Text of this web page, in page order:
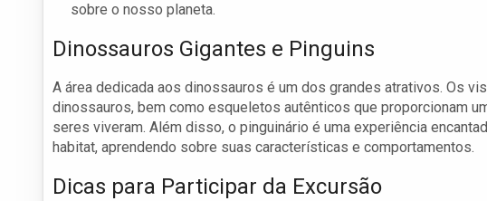
sobre o nosso planeta.
Dinossauros Gigantes e Pinguins
A área dedicada aos dinossauros é um dos grandes atrativos. Os
dinossauros, bem como esqueletos autênticos que proporcionam
seres viveram. Além disso, o pinguinário é uma experiência
habitat, aprendendo sobre suas características e comportamentos.
Dicas para Participar da Excursão